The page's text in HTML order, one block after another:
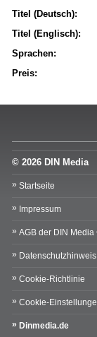
Titel (Deutsch):
Titel (Englisch):
Sprachen:
Preis:
© 2026 DIN Media
Startseite
Impressum
AGB der DIN Media
Datenschutzhinweis
Cookie-Richtlinie
Cookie-
Dinmedia.de